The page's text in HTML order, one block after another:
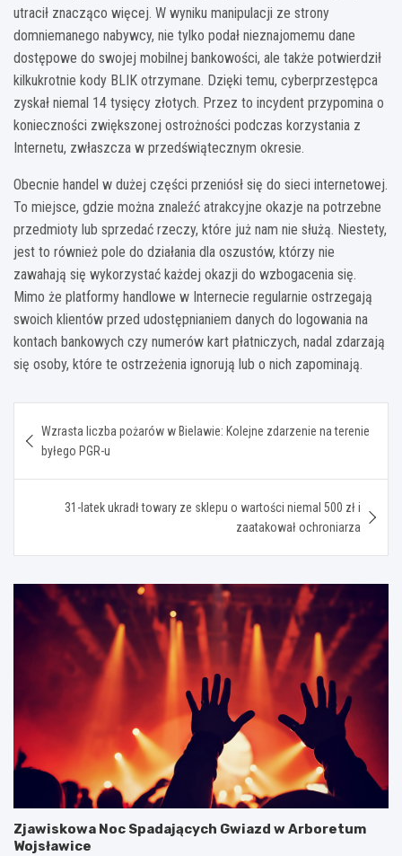
utracił znacząco więcej. W wyniku manipulacji ze strony
domniemanego nabywcy, nie tylko podał nieznajomemu dane
dostępowe do swojej mobilnej bankowości, ale także potwierdził
kilkukrotnie kody BLIK otrzymane. Dzięki temu, cyberprzestępca
zyskał niemal 14 tysięcy złotych. Przez to incydent przypomina o
konieczności zwiększonej ostrożności podczas korzystania z
Internetu, zwłaszcza w przedświątecznym okresie.
Obecnie handel w dużej części przeniósł się do sieci internetowej.
To miejsce, gdzie można znaleźć atrakcyjne okazje na potrzebne
przedmioty lub sprzedać rzeczy, które już nam nie służą. Niestety,
jest to również pole do działania dla oszustów, którzy nie
zawahają się wykorzystać każdej okazji do wzbogacenia się.
Mimo że platformy handlowe w Internecie regularnie ostrzegają
swoich klientów przed udostępnianiem danych do logowania na
kontach bankowych czy numerów kart płatniczych, nadal zdarzają
się osoby, które te ostrzeżenia ignorują lub o nich zapominają.
wpisu
Wzrasta liczba pożarów w Bielawie: Kolejne zdarzenie na terenie
byłego PGR-u
31-latek ukradł towary ze sklepu o wartości niemal 500 zł i
zaatakował ochroniarza
Zjawiskowa Noc Spadających Gwiazd w Arboretum
Wojsławice